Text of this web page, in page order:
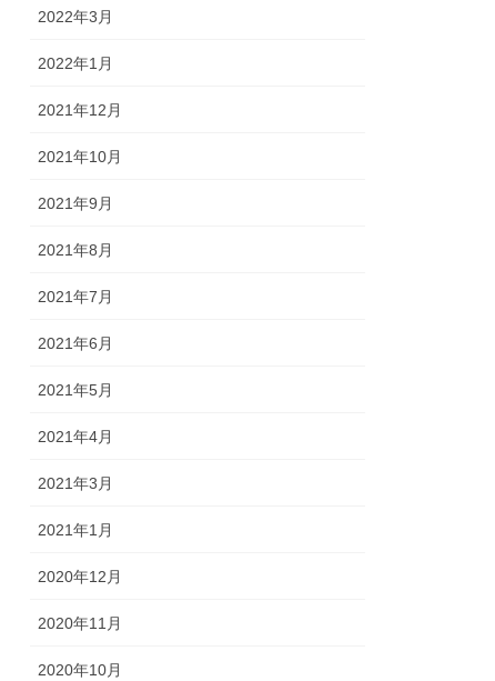
2022年3月
2022年1月
2021年12月
2021年10月
2021年9月
2021年8月
2021年7月
2021年6月
2021年5月
2021年4月
2021年3月
2021年1月
2020年12月
2020年11月
2020年10月